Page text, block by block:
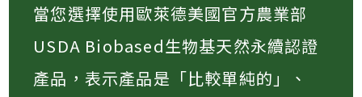
當您選擇使用歐萊德美國官方農業部
USDA Biobased生物基天然永續認證
產品，表示產品是「比較單純的」、